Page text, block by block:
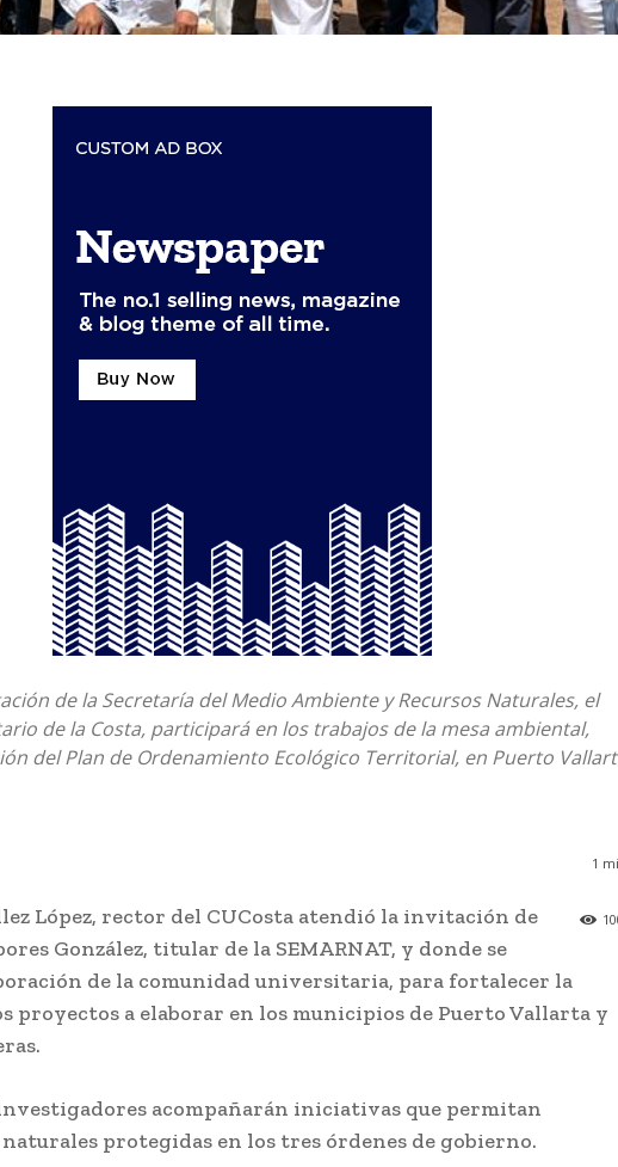
de la Secretaría del Medio Ambiente y Recursos Naturales, el
de la Costa, participará en los trabajos de la mesa ambiental,
del Plan de Ordenamiento Ecológico Territorial, en Puerto
1
López, rector del CUCosta atendió la invitación de
González, titular de la SEMARNAT, y donde se
de la comunidad universitaria, para fortalecer la
proyectos a elaborar en los municipios de Puerto Vallarta y
acompañarán iniciativas que permitan
protegidas en los tres órdenes de gobierno.